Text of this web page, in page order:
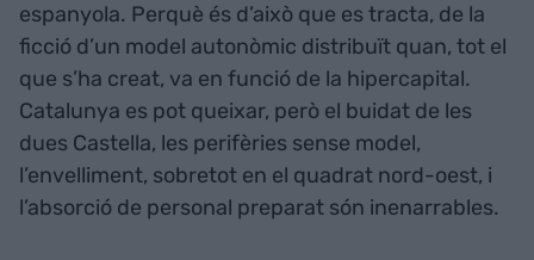
espanyola. Perquè és d’això que es tracta, de la
ficció d’un model autonòmic distribuït quan, tot el
que s’ha creat, va en funció de la hipercapital.
Catalunya es pot queixar, però el buidat de les
dues Castella, les perifèries sense model,
l’envelliment, sobretot en el quadrat nord-oest, i
l’absorció de personal preparat són inenarrables.